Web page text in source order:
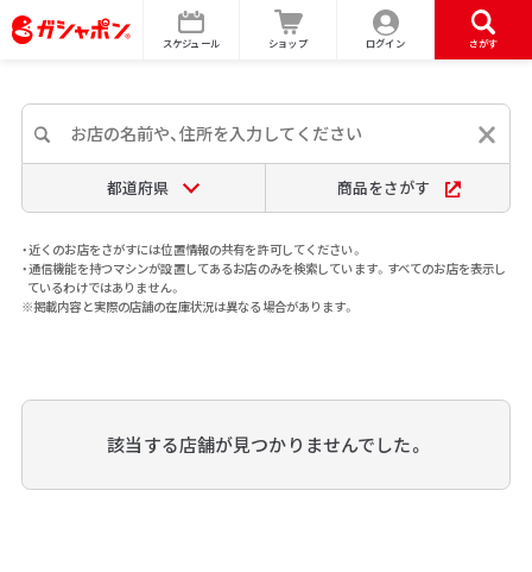
スケジュール ショップ ログイン さがす
都道府県 商品をさがす
・近くのお店をさがすには位置情報の共有を許可してください。
・通信機能を持つマシンが設置してあるお店のみを検索しています。すべてのお店を表示し
ているわけではありません。
※掲載内容と実際の店舗の在庫状況は異なる場合があります。
該当する店舗が見つかりませんでした。